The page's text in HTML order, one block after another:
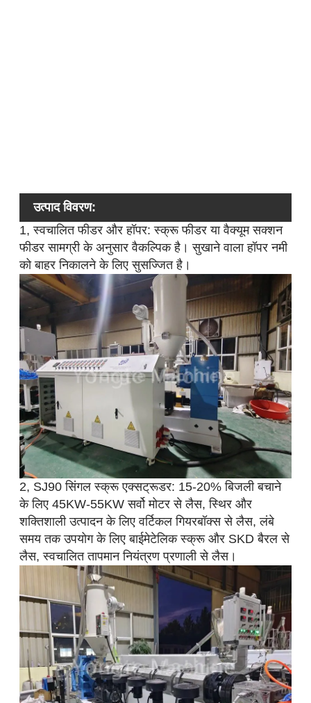
उत्पाद विवरण:
1, स्वचालित फीडर और हॉपर: स्क्रू फीडर या वैक्यूम सक्शन
फीडर सामग्री के अनुसार वैकल्पिक है। सुखाने वाला हॉपर नमी
को बाहर निकालने के लिए सुसज्जित है।
2, SJ90 सिंगल स्क्रू एक्सट्रूडर: 15-20% बिजली बचाने
के लिए 45KW-55KW सर्वो मोटर से लैस, स्थिर और
शक्तिशाली उत्पादन के लिए वर्टिकल गियरबॉक्स से लैस, लंबे
समय तक उपयोग के लिए बाईमेटेलिक स्क्रू और SKD बैरल से
लैस, स्वचालित तापमान नियंत्रण प्रणाली से लैस।